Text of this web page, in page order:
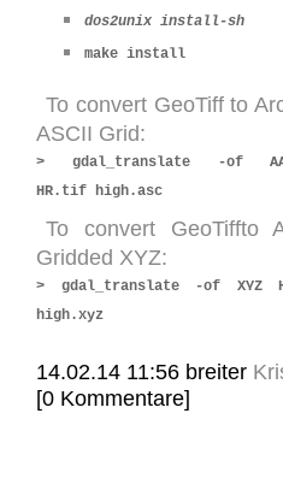
dos2unix install-sh
make install
To convert GeoTiff to
ASCII Grid:
> gdal_translate -of
HR.tif high.asc
To convert GeoTiffto
Gridded XYZ:
> gdal_translate -of XYZ
high.xyz
14.02.14 11:56 breiter
[0 Kommentare]